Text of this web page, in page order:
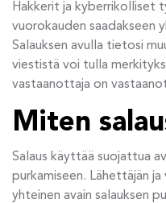
Hakkerit ja kyberrikolliset
vuorokauden saadakseen
Salauksen avulla tietosi
viestistä voi tulla
vastaanottaja on
Miten
Salaus käyttää suojattua
purkamiseen. Lähettäjän
yhteinen avain salauksen